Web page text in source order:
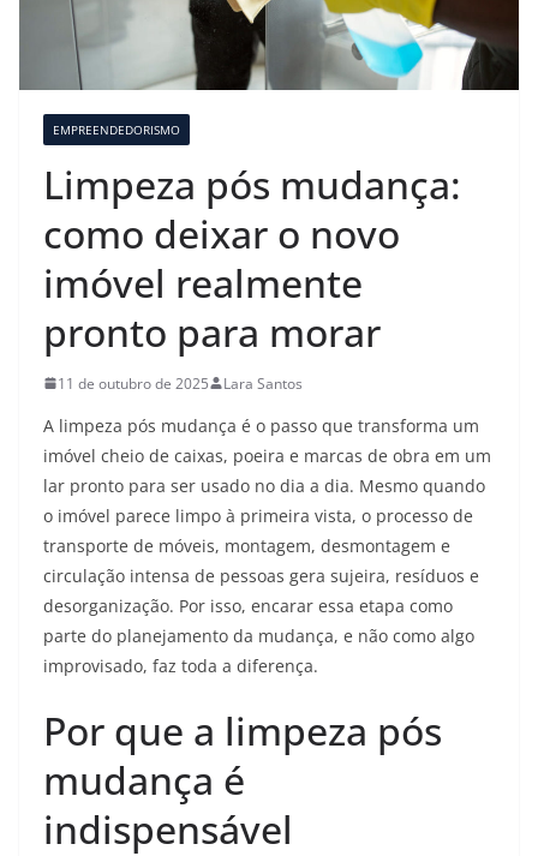
EMPREENDEDORISMO
Limpeza pós mudança:
como deixar o novo
imóvel realmente
pronto para morar
11 de outubro de 2025 Lara Santos
A limpeza pós mudança é o passo que transforma um
imóvel cheio de caixas, poeira e marcas de obra em um
lar pronto para ser usado no dia a dia. Mesmo quando
o imóvel parece limpo à primeira vista, o processo de
transporte de móveis, montagem, desmontagem e
circulação intensa de pessoas gera sujeira, resíduos e
desorganização. Por isso, encarar essa etapa como
parte do planejamento da mudança, e não como algo
improvisado, faz toda a diferença.
Por que a limpeza pós
mudança é
indispensável